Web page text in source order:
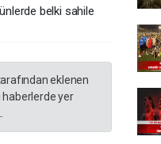
belki sahile
eklenen
haberlerde yer